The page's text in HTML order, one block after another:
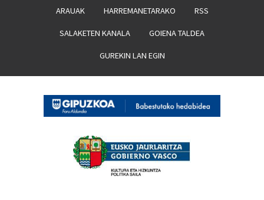
ARAUAK HARREMANETARAKO RSS
SALAKETEN KANALA GOIENA TALDEA
GUREKIN LAN EGIN